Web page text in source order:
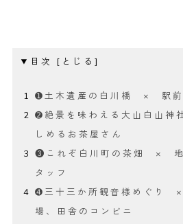
目次
➊土木遺産の白川橋 × 駅前
➋絶景を味わえる大山白山
しめるお茶屋さん
❸これぞ白川町の茶畑 × 地
タッフ
➍三十三か所観音様めぐり
場、田舎のコンビニ